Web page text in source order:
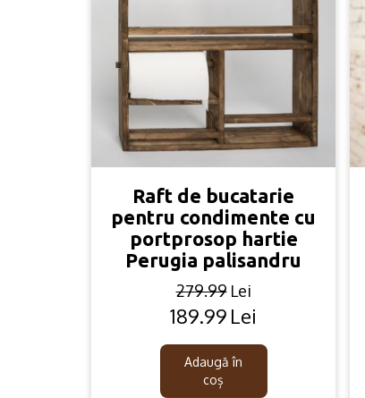
Raft de bucatarie
pentru condimente cu
portprosop hartie
Perugia palisandru
279.99 Lei
Original
was:
279.99lei.
189.99 Lei
Current
is:
189.99lei.
Adaugă în
coș